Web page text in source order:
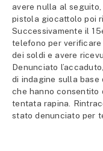
avere nulla al
pistola giocattolo poi
Successivamente il
telefono per verificare
dei soldi e avere
Denunciato
di indagine sulla
che hanno consentito
tentata rapina.
stato denunciato per